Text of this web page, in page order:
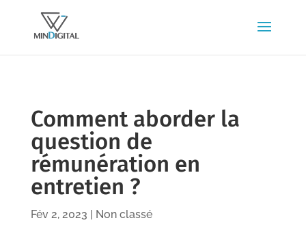
Comment aborder la
question de
rémunération en
entretien ?
Fév 2, 2023 | Non classé